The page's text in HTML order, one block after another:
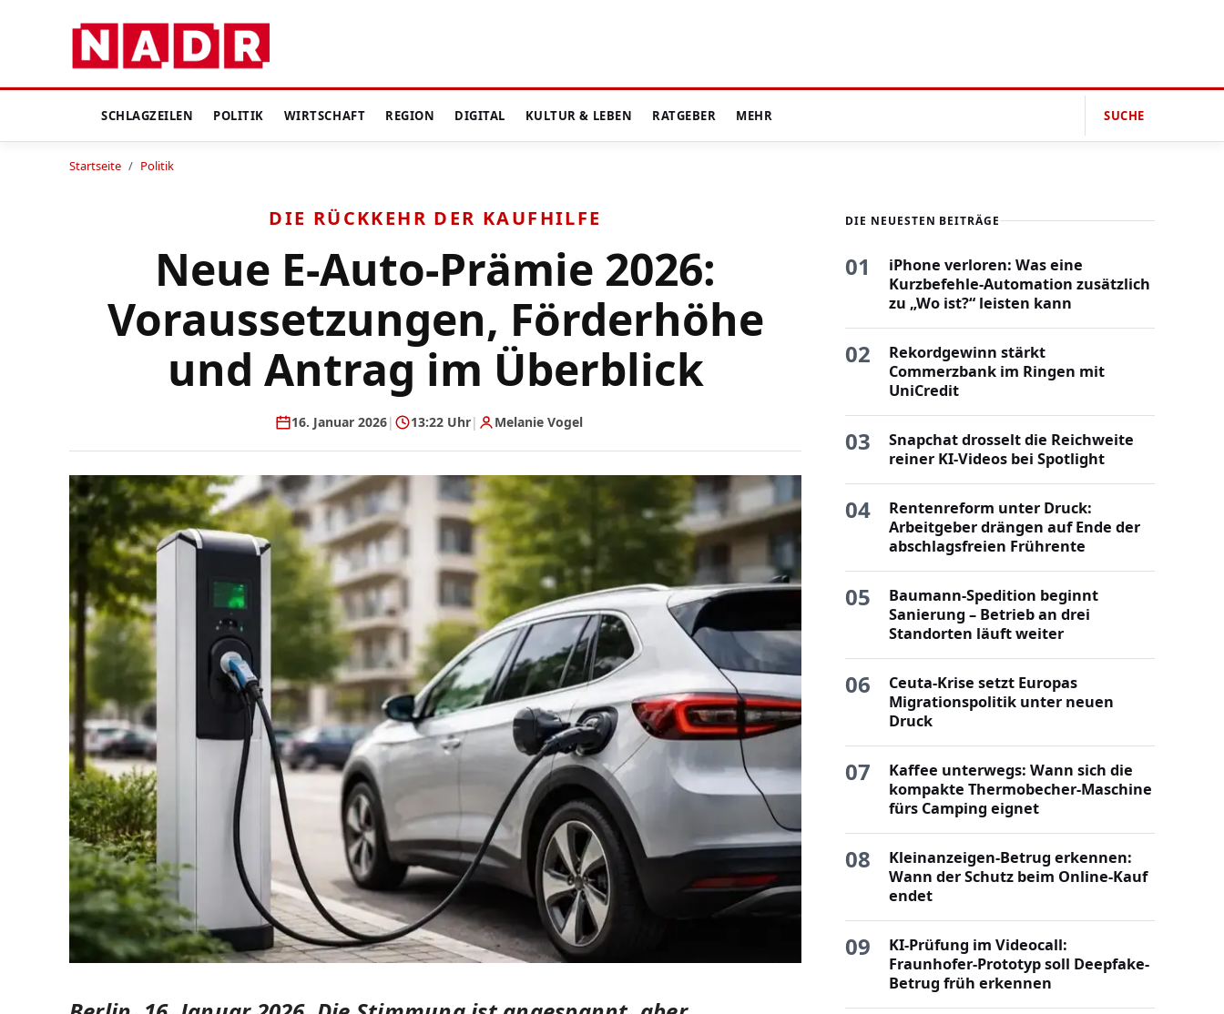
SCHLAGZEILEN POLITIK WIRTSCHAFT REGION DIGITAL KULTUR & LEBEN RATGEBER MEHR SUCHE
Startseite / Politik
DIE RÜCKKEHR DER KAUFHILFE
Neue E-Auto-Prämie 2026:
Voraussetzungen, Förderhöhe
und Antrag im Überblick
16. Januar 2026| 13:22 Uhr| Melanie Vogel
DIE NEUESTEN BEITRÄGE
01
iPhone verloren: Was eine
Kurzbefehle-Automation zusätzlich
zu „Wo ist?“ leisten kann
02
Rekordgewinn stärkt
Commerzbank im Ringen mit
UniCredit
03
Snapchat drosselt die Reichweite
reiner KI-Videos bei Spotlight
04
Rentenreform unter Druck:
Arbeitgeber drängen auf Ende der
abschlagsfreien Frührente
05
Baumann-Spedition beginnt
Sanierung – Betrieb an drei
Standorten läuft weiter
06
Ceuta-Krise setzt Europas
Migrationspolitik unter neuen
Druck
07
Kaffee unterwegs: Wann sich die
kompakte Thermobecher-Maschine
fürs Camping eignet
08
Kleinanzeigen-Betrug erkennen:
Wann der Schutz beim Online-Kauf
endet
09
KI-Prüfung im Videocall:
Fraunhofer-Prototyp soll Deepfake-
Betrug früh erkennen